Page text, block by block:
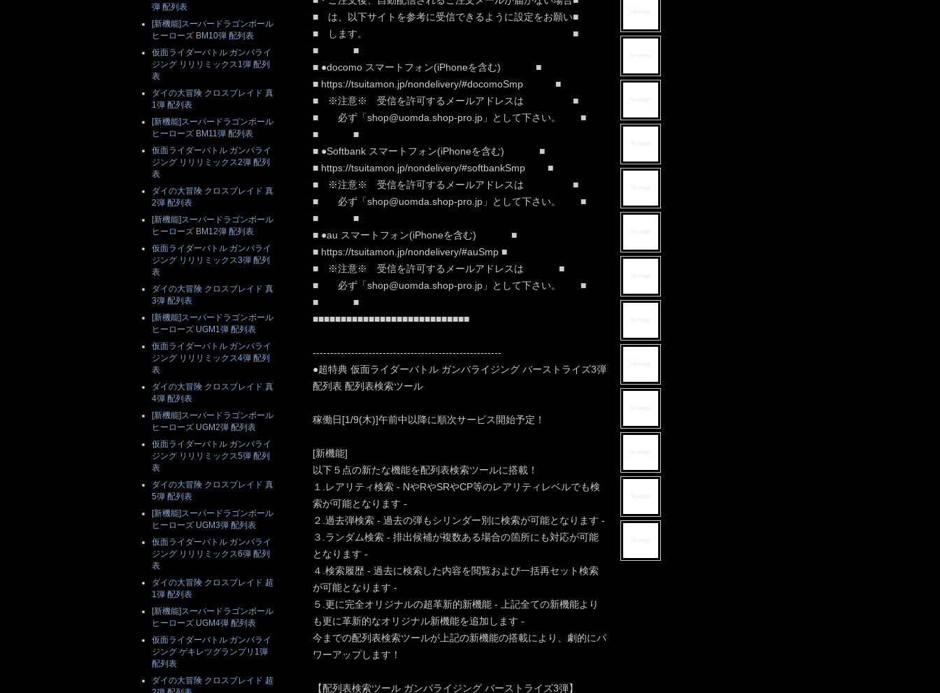
■ は、以下サイトを参考に受信できるように設定をお願い■
■ します。 ■
■ ■
■ ●docomo スマートフォン(iPhoneを含む) ■
■ https://tsuitamon.jp/nondelivery/#docomoSmp ■
■ ※注意※ 受信を許可するメールアドレスは ■
■ 必ず「shop@uomda.shop-pro.jp」として下さい。 ■
■ ■
■ ●Softbank スマートフォン(iPhoneを含む) ■
■ https://tsuitamon.jp/nondelivery/#softbankSmp ■
■ ※注意※ 受信を許可するメールアドレスは ■
■ 必ず「shop@uomda.shop-pro.jp」として下さい。 ■
■ ■
■ ●au スマートフォン(iPhoneを含む) ■
■ https://tsuitamon.jp/nondelivery/#auSmp ■
■ ※注意※ 受信を許可するメールアドレスは ■
■ 必ず「shop@uomda.shop-pro.jp」として下さい。 ■
■ ■
■■■■■■■■■■■■■■■■■■■■■■■■■■■■
------------------------------------------------------
●超特典 仮面ライダーバトル ガンバライジング バーストライズ3弾
配列表 配列表検索ツール
稼働日[1/9(木)]午前中以降に順次サービス開始予定！
[新機能]
以下５点の新たな機能を配列表検索ツールに搭載！
１.レアリティ検索 - NやRやSRやCP等のレアリティレベルでも検
索が可能となります -
２.過去弾検索 - 過去の弾もシリンダー別に検索が可能となります -
３.ランダム検索 - 排出候補が複数ある場合の箇所にも対応が可能
となります -
４.検索履歴 - 過去に検索した内容を閲覧および一括再セット検索
が可能となります -
５.更に完全オリジナルの超革新的新機能 - 上記全ての新機能より
も更に革新的なオリジナル新機能を追加します -
今までの配列表検索ツールが上記の新機能の搭載により、劇的にパ
ワーアップします！
【配列表検索ツール ガンバライジング バーストライズ3弾】
弾 配列表
[新機能]スーパードラゴンボール
ヒーローズ BM10弾 配列表
仮面ライダーバトル ガンバライ
ジング リリリミックス1弾 配列
表
ダイの大冒険 クロスブレイド 真
1弾 配列表
[新機能]スーパードラゴンボール
ヒーローズ BM11弾 配列表
仮面ライダーバトル ガンバライ
ジング リリリミックス2弾 配列
表
ダイの大冒険 クロスブレイド 真
2弾 配列表
[新機能]スーパードラゴンボール
ヒーローズ BM12弾 配列表
仮面ライダーバトル ガンバライ
ジング リリリミックス3弾 配列
表
ダイの大冒険 クロスブレイド 真
3弾 配列表
[新機能]スーパードラゴンボール
ヒーローズ UGM1弾 配列表
仮面ライダーバトル ガンバライ
ジング リリリミックス4弾 配列
表
ダイの大冒険 クロスブレイド 真
4弾 配列表
[新機能]スーパードラゴンボール
ヒーローズ UGM2弾 配列表
仮面ライダーバトル ガンバライ
ジング リリリミックス5弾 配列
表
ダイの大冒険 クロスブレイド 真
5弾 配列表
[新機能]スーパードラゴンボール
ヒーローズ UGM3弾 配列表
仮面ライダーバトル ガンバライ
ジング リリリミックス6弾 配列
表
ダイの大冒険 クロスブレイド 超
1弾 配列表
[新機能]スーパードラゴンボール
ヒーローズ UGM4弾 配列表
仮面ライダーバトル ガンバライ
ジング ゲキレツグランプリ1弾
配列表
ダイの大冒険 クロスブレイド 超